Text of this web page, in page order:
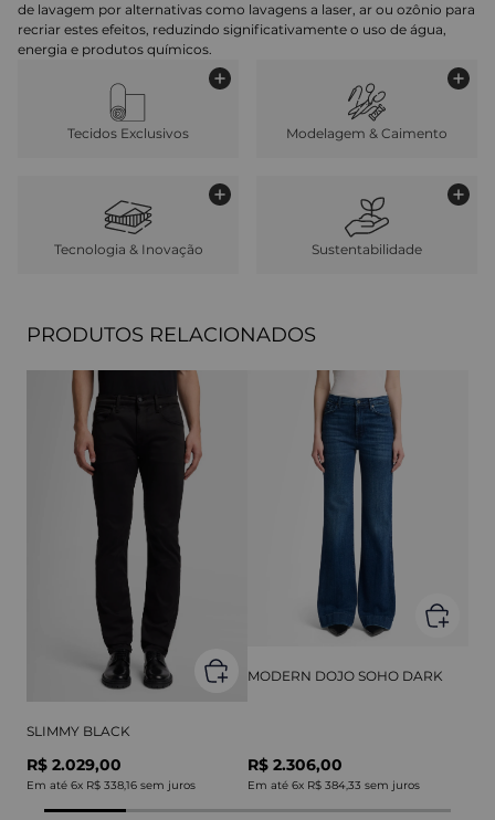
de lavagem por alternativas como lavagens a laser, ar ou ozônio para
recriar estes efeitos, reduzindo significativamente o uso de água,
energia e produtos químicos.
Tecidos Exclusivos Modelagem & Caimento
Tecnologia & Inovação Sustentabilidade
PRODUTOS RELACIONADOS
SLIMMY BLACK
R$ 2.029,00
Em até 6x R$ 338,16 sem juros
MODERN DOJO SOHO DARK
R$ 2.306,00
Em até 6x R$ 384,33 sem juros